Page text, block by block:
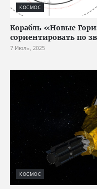
КОСМОС
Корабль «Новые
сориентировать по
7 Июль, 2025
КОСМОС